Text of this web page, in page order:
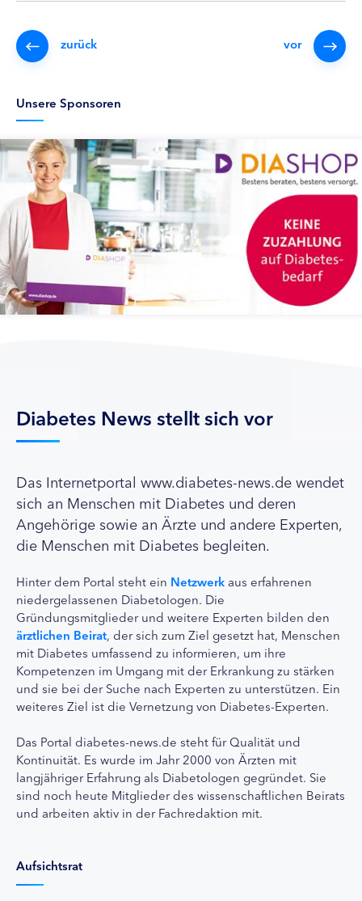
zurück vor
Unsere Sponsoren
Diabetes News stellt sich vor
Das Internetportal www.diabetes-news.de wendet
sich an Menschen mit Diabetes und deren
Angehörige sowie an Ärzte und andere Experten,
die Menschen mit Diabetes begleiten.
Hinter dem Portal steht ein Netzwerk aus erfahrenen
niedergelassenen Diabetologen. Die
Gründungsmitglieder und weitere Experten bilden den
ärztlichen Beirat, der sich zum Ziel gesetzt hat, Menschen
mit Diabetes umfassend zu informieren, um ihre
Kompetenzen im Umgang mit der Erkrankung zu stärken
und sie bei der Suche nach Experten zu unterstützen. Ein
weiteres Ziel ist die Vernetzung von Diabetes-Experten.
Das Portal diabetes-news.de steht für Qualität und
Kontinuität. Es wurde im Jahr 2000 von Ärzten mit
langjähriger Erfahrung als Diabetologen gegründet. Sie
sind noch heute Mitglieder des wissenschaftlichen Beirats
und arbeiten aktiv in der Fachredaktion mit.
Aufsichtsrat